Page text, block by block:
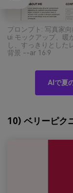
プロンプト: 写真家
ui モックアップ、暖
し、すっきりとした
背景 --ar 16:9
AIで夏
10) ベリーピク